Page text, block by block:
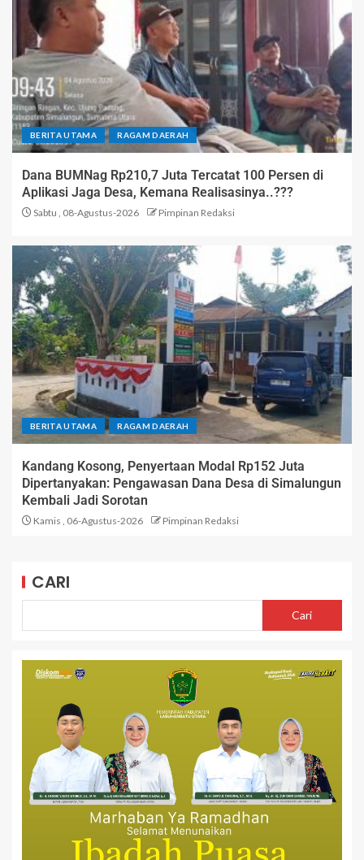
BERITA UTAMA RAGAM DAERAH
Dana BUMNag Rp210,7 Juta Tercatat 100 Persen di
Aplikasi Jaga Desa, Kemana Realisasinya..???
Sabtu , 08-Agustus-2026 Pimpinan Redaksi
BERITA UTAMA RAGAM DAERAH
Kandang Kosong, Penyertaan Modal Rp152 Juta
Dipertanyakan: Pengawasan Dana Desa di Simalungun
Kembali Jadi Sorotan
Kamis , 06-Agustus-2026 Pimpinan Redaksi
CARI
Cari